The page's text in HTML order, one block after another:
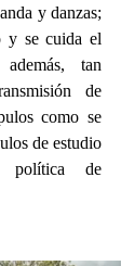
y danzas;
y se cuida el
tan
de
como se
de estudio
política de